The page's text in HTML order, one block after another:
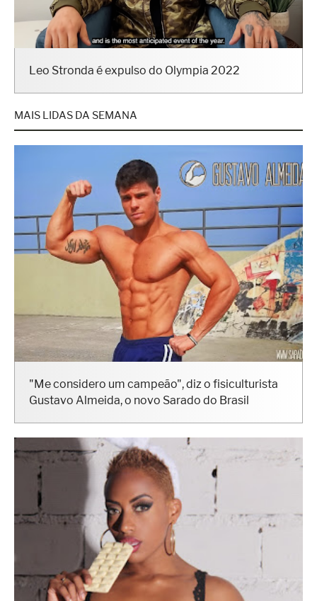
Leo Stronda é expulso do Olympia 2022
MAIS LIDAS DA SEMANA
"Me considero um campeão", diz o fisiculturista
Gustavo Almeida, o novo Sarado do Brasil